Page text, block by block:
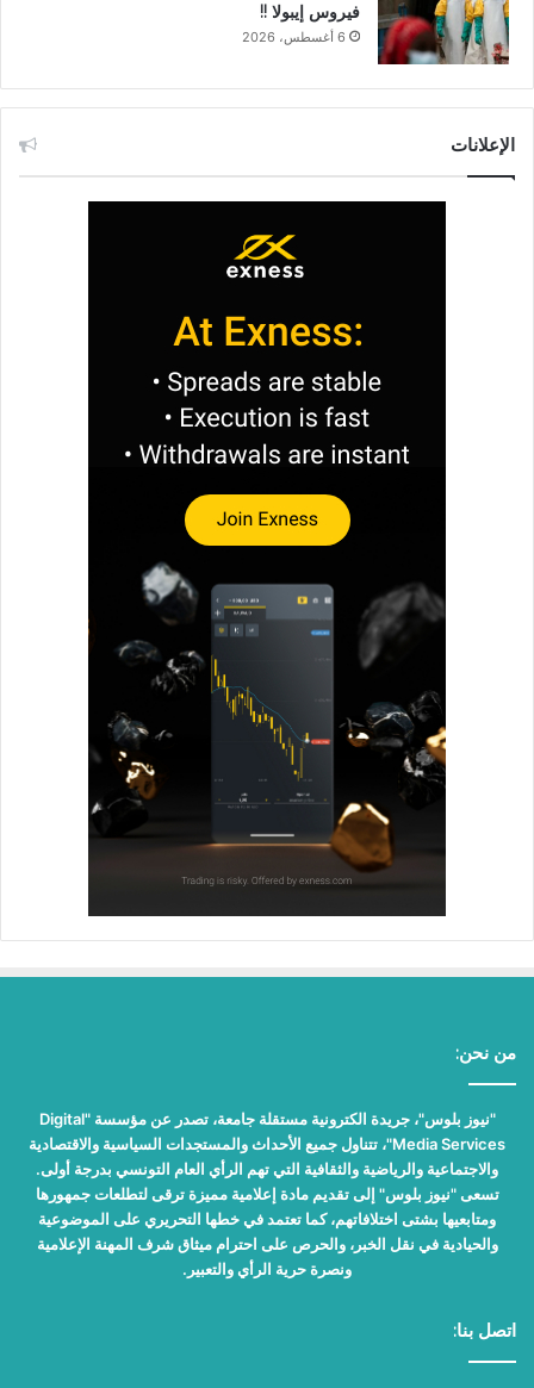
فيروس إيبولا !!
6 أغسطس، 2026
الإعلانات
من نحن:
"نيوز بلوس"، جريدة الكترونية مستقلة جامعة، تصدر عن مؤسسة "Digital
Media Services"، تتناول جميع الأحداث والمستجدات السياسية والاقتصادية
والاجتماعية والرياضية والثقافية التي تهم الرأي العام التونسي بدرجة أولى.
تسعى "نيوز بلوس" إلى تقديم مادة إعلامية مميزة ترقى لتطلعات جمهورها
ومتابعيها بشتى اختلافاتهم، كما تعتمد في خطها التحريري على الموضوعية
والحيادية في نقل الخبر، والحرص على احترام ميثاق شرف المهنة الإعلامية
ونصرة حرية الرأي والتعبير.
اتصل بنا: